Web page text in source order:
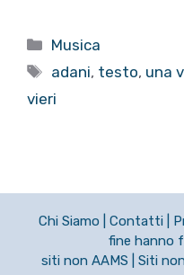
Categorie
Musica
Tag
adani, testo, una
vieri
Chi Siamo Contatti
fine hanno
siti non AAMS
Siti